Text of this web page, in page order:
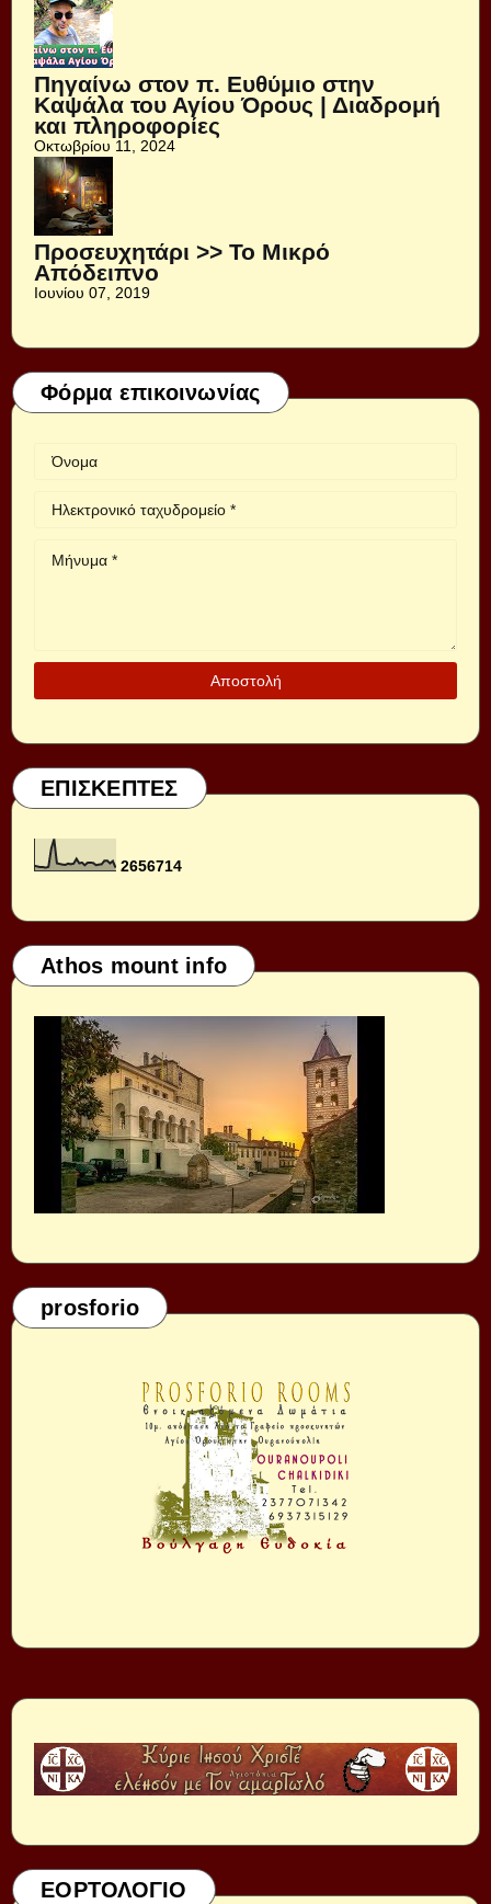
Πηγαίνω στον π. Ευθύμιο στην
Καψάλα του Αγίου Όρους | Διαδρομή
και πληροφορίες
Οκτωβρίου 11, 2024
Προσευχητάρι >> Το Μικρό
Απόδειπνο
Ιουνίου 07, 2019
Φόρμα επικοινωνίας
ΕΠΙΣΚΕΠΤΕΣ
2656714
Athos mount info
prosforio
ΕΟΡΤΟΛΟΓΙΟ